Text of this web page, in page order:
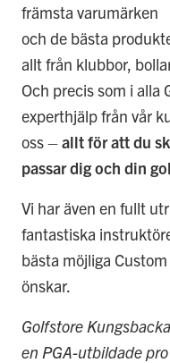
främsta varumärken
och de bästa
allt från klubbor,
Och precis som i alla
experthjälp från vår
oss –allt för att du
passar dig och din
Vi har även en fullt
fantastiska
bästa möjliga
önskar.
Golfstore
en PGA-utbildade pro